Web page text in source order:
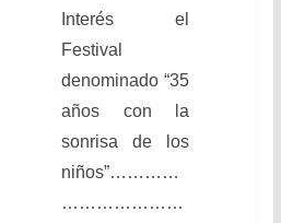
Interés el
Festival
denominado “35
años con la
sonrisa de los
niños”…………
…………………